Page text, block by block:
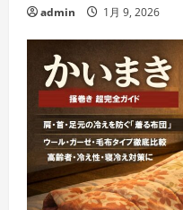
admin 1月 9, 2026